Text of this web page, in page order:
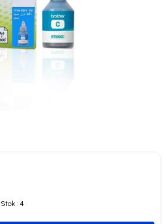
Stok : 4